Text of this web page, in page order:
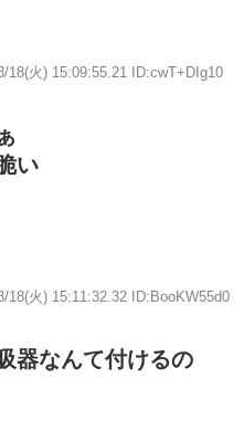
18(火) 15:09:55.21 ID:cwT+DIg10
い
18(火) 15:11:32.32 ID:BooKW55d0
器なんて付けるの